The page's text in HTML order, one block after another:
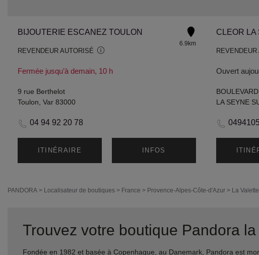
BIJOUTERIE ESCANEZ TOULON
REVENDEUR AUTORISÉ
Fermée jusqu’à demain, 10 h
6.9km
9 rue Berthelot
Toulon, Var 83000
04 94 92 20 78
ITINÉRAIRE INFOS
CLEOR LA
Ouvert
LA SEYNE
PANDORA > Localisateur de boutiques > France > Provence-Alpes-Côte-d'Azur > La
Trouvez votre boutique Pandora
Fondée en 1982 et basée à Copenhague, au Danemark, Pandora est